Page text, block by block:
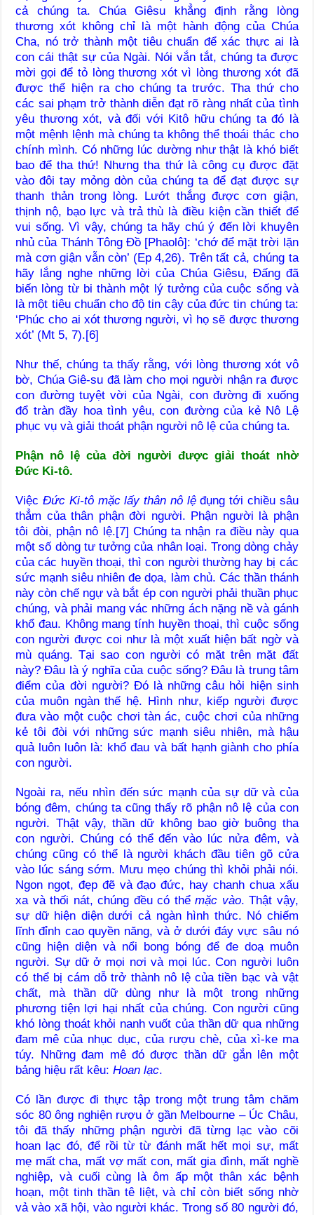
cả chúng ta. Chúa Giêsu khẳng định rằng lòng
thương xót không chỉ là một hành động của Chúa
Cha, nó trở thành một tiêu chuẩn để xác thực ai là
con cái thật sự của Ngài. Nói vắn tắt, chúng ta được
mời gọi để tỏ lòng thương xót vì lòng thương xót đã
được thể hiện ra cho chúng ta trước. Tha thứ cho
các sai phạm trở thành diễn đạt rõ ràng nhất của tình
yêu thương xót, và đối với Kitô hữu chúng ta đó là
một mệnh lệnh mà chúng ta không thể thoái thác cho
chính mình. Có những lúc dường như thật là khó biết
bao để tha thứ! Nhưng tha thứ là công cụ được đặt
vào đôi tay mỏng dòn của chúng ta để đạt được sự
thanh thản trong lòng. Lướt thắng được cơn giận,
thịnh nộ, bạo lực và trả thù là điều kiện cần thiết để
vui sống. Vì vậy, chúng ta hãy chú ý đến lời khuyên
nhủ của Thánh Tông Đồ [Phaolô]: ‘chớ để mặt trời lặn
mà cơn giận vẫn còn’ (Ep 4,26). Trên tất cả, chúng ta
hãy lắng nghe những lời của Chúa Giêsu, Đấng đã
biến lòng từ bi thành một lý tưởng của cuộc sống và
là một tiêu chuẩn cho độ tin cậy của đức tin chúng ta:
‘Phúc cho ai xót thương người, vì họ sẽ được thương
xót’ (Mt 5, 7).[6]
Như thế, chúng ta thấy rằng, với lòng thương xót vô
bờ, Chúa Giê-su đã làm cho mọi người nhận ra được
con đường tuyệt vời của Ngài, con đường đi xuống
đổ tràn đầy hoa tình yêu, con đường của kẻ Nô Lệ
phục vụ và giải thoát phận người nô lệ của chúng ta.
Phận nô lệ của đời người được giải thoát nhờ
Đức Ki-tô.
ViệcĐức Ki-tô mặc lấy thân nô lệđụng tới chiều sâu
thẳm của thân phận đời người. Phận người là phận
tôi đòi, phận nô lệ.[7] Chúng ta nhận ra điều này qua
một số dòng tư tưởng của nhân loại. Trong dòng chảy
của các huyền thoại, thì con người thường hay bị các
sức mạnh siêu nhiên đe dọa, làm chủ. Các thần thánh
này còn chế ngự và bắt ép con người phải thuần phục
chúng, và phải mang vác những ách nặng nề và gánh
khổ đau. Không mang tính huyền thoại, thì cuộc sống
con người được coi như là một xuất hiện bất ngờ và
mù quáng. Tại sao con người có mặt trên mặt đất
này? Đâu là ý nghĩa của cuộc sống? Đâu là trung tâm
điểm của đời người? Đó là những câu hỏi hiện sinh
của muôn ngàn thế hệ. Hình như, kiếp người được
đưa vào một cuộc chơi tàn ác, cuộc chơi của những
kẻ tôi đòi với những sức mạnh siêu nhiên, mà hậu
quả luôn luôn là: khổ đau và bất hạnh giành cho phía
con người.
Ngoài ra, nếu nhìn đến sức mạnh của sự dữ và của
bóng đêm, chúng ta cũng thấy rõ phận nô lệ của con
người. Thật vậy, thần dữ không bao giờ buông tha
con người. Chúng có thể đến vào lúc nửa đêm, và
chúng cũng có thể là người khách đầu tiên gõ cửa
vào lúc sáng sớm. Mưu mẹo chúng thì khỏi phải nói.
Ngon ngọt, đẹp đẽ và đạo đức, hay chanh chua xấu
xa và thối nát, chúng đều có thểmặc vào. Thật vậy,
sự dữ hiện diện dưới cả ngàn hình thức. Nó chiếm
lĩnh đỉnh cao quyền năng, và ở dưới đáy vực sâu nó
cũng hiện diện và nổi bong bóng để đe doạ muôn
người. Sự dữ ở mọi nơi và mọi lúc. Con người luôn
có thể bị cám dỗ trở thành nô lệ của tiền bạc và vật
chất, mà thần dữ dùng như là một trong những
phương tiện lợi hại nhất của chúng. Con người cũng
khó lòng thoát khỏi nanh vuốt của thần dữ qua những
đam mê của nhục dục, của rượu chè, của xì-ke ma
túy. Những đam mê đó được thần dữ gắn lên một
bảng hiệu rất kêu:Hoan lạc.
Có lần được đi thực tập trong một trung tâm chăm
sóc 80 ông nghiện rượu ở gần Melbourne – Úc Châu,
tôi đã thấy những phận người đã từng lạc vào cõi
hoan lạc đó, để rồi từ từ đánh mất hết mọi sự, mất
mẹ mất cha, mất vợ mất con, mất gia đình, mất nghề
nghiệp, và cuối cùng là ôm ấp một thân xác bệnh
hoạn, một tinh thần tê liệt, và chỉ còn biết sống nhờ
vả vào xã hội, vào người khác. Trong số 80 người đó,